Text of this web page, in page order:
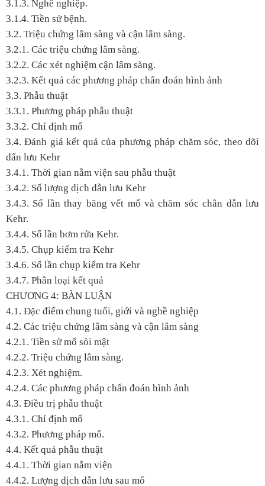
3.1.3. Nghề nghiệp.
3.1.4. Tiền sử bệnh.
3.2. Triệu chứng lâm sàng và cận lâm sàng.
3.2.1. Các triệu chứng lâm sàng.
3.2.2. Các xét nghiệm cận lâm sàng.
3.2.3. Kết quả các phương pháp chẩn đoán hình ảnh
3.3. Phẫu thuật
3.3.1. Phương pháp phẫu thuật
3.3.2. Chỉ định mổ
3.4. Đánh giá kết quả của phương pháp chăm sóc, theo dõi
dấn lưu Kehr
3.4.1. Thời gian nằm viện sau phẫu thuật
3.4.2. Số lượng dịch dẫn lưu Kehr
3.4.3. Số lần thay băng vết mổ và chăm sóc chân dẫn lưu
Kehr.
3.4.4. Số lần bơm rửa Kehr.
3.4.5. Chụp kiểm tra Kehr
3.4.6. Số lần chụp kiểm tra Kehr
3.4.7. Phân loại kết quả
CHƯƠNG 4: BÀN LUẬN
4.1. Đặc điểm chung tuổi, giới và nghề nghiệp
4.2. Các triệu chứng lâm sàng và cận lâm sàng
4.2.1. Tiền sử mổ sỏi mật
4.2.2. Triệu chứng lâm sàng.
4.2.3. Xét nghiệm.
4.2.4. Các phương pháp chẩn đoán hình ảnh
4.3. Điều trị phẫu thuật
4.3.1. Chỉ định mổ
4.3.2. Phương pháp mổ.
4.4. Kết quả phẫu thuật
4.4.1. Thời gian nằm viện
4.4.2. Lượng dịch dẫn lưu sau mổ